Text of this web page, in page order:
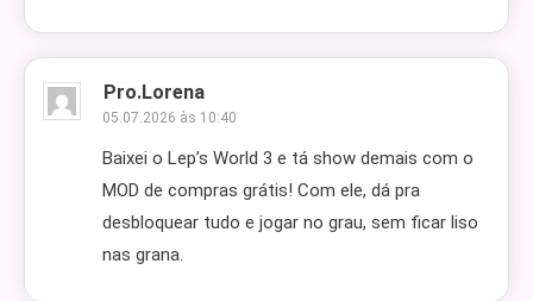
Pro.lorena
05.07.2026 às 10:40
Baixei o Lep’s World 3 e tá show demais com o
MOD de compras grátis! Com ele, dá pra
desbloquear tudo e jogar no grau, sem ficar liso
nas grana.